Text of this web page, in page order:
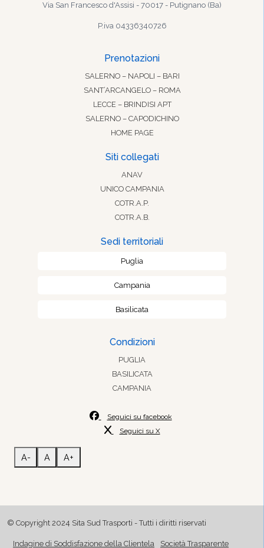
Via San Francesco d'Assisi - 70017 - Putignano (Ba)
P.iva 04336340726
Prenotazioni
SALERNO – NAPOLI – BARI
SANT’ARCANGELO – ROMA
LECCE – BRINDISI APT
SALERNO – CAPODICHINO
HOME PAGE
Siti collegati
ANAV
UNICO CAMPANIA
COTR.A.P.
COTR.A.B.
Sedi territoriali
Puglia
Campania
Basilicata
Condizioni
PUGLIA
BASILICATA
CAMPANIA
Seguici su facebook
Seguici su X
A- A A+
© Copyright 2024 Sita Sud Trasporti - Tutti i diritti riservati
Indagine di Soddisfazione della Clientela Società Trasparente